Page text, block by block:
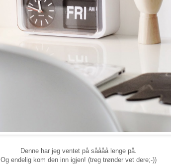
Denne har jeg ventet på såååå lenge på.
Og endelig kom den inn igjen! (treg trønder vet dere;-))